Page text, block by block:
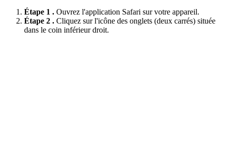
Étape 1 . Ouvrez l'application Safari sur votre appareil.
Étape 2 . Cliquez sur l'icône des onglets (deux carrés) située
dans le coin inférieur droit.